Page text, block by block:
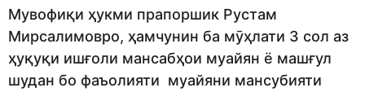
Мувофиқи ҳукми прапоршик Рустам
Мирсалимовро, ҳамчунин ба мӯҳлати 3 сол аз
ҳуқуқи ишғоли мансабҳои муайян ё машғул
шудан бо фаъолияти муайяни мансубияти